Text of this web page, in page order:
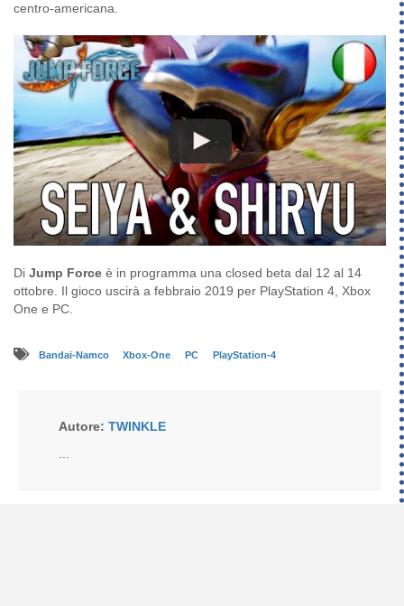
centro-americana.
Di Jump Force è in programma una closed beta dal 12 al 14
ottobre. Il gioco uscirà a febbraio 2019 per PlayStation 4, Xbox
One e PC.
Bandai-Namco Xbox-One PC PlayStation-4
Autore: TWINKLE